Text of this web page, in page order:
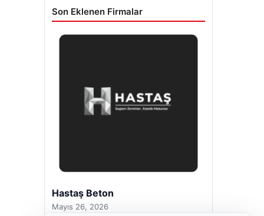
Son Eklenen Firmalar
Hastaş Beton
Mayıs 26, 2026